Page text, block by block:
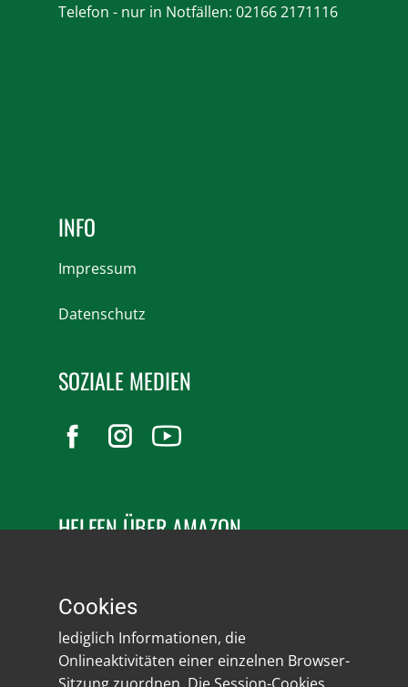
Telefon - nur in Notfällen: 02166 2171116
INFO
Impressum
Datenschutz
SOZIALE MEDIEN
HELFEN ÜBER AMAZON
Cookies
lediglich Informationen, die
Onlineaktivitäten einer einzelnen Browser-